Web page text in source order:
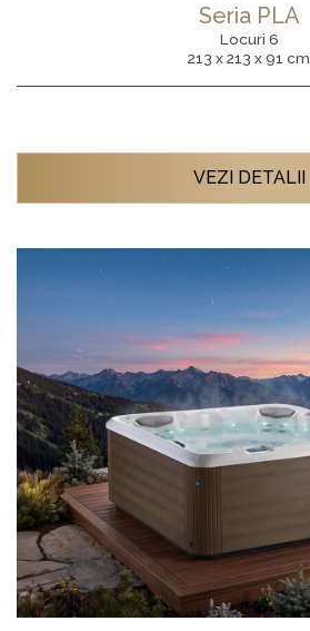
Seria PLA
Locuri 6
213 x 213 x 91 cm
VEZI DETALII